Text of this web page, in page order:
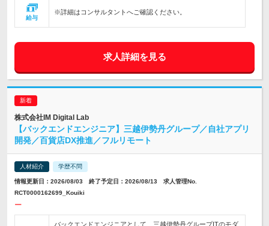
給与
※詳細はコンサルタントへご確認ください。
求人詳細を見る
株式会社IM Digital Lab
【バックエンドエンジニア】三越伊勢丹グループ／自社アプリ
開発／百貨店DX推進／フルリモート
人材紹介 学歴不問
情報更新日：2026/08/03 終了予定日：2026/08/13 求人管理No.
RCT0000162699_Kouiki
ー
バックエンドエンジニアとして、三越伊勢丹グループITのモダ